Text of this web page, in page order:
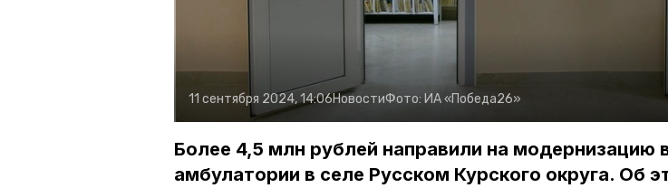
11 сентября 2024, 14:06НовостиФото: ИА «Победа26»
Более 4,5 млн рублей направили на модернизацию
амбулатории в селе Русском Курского округа. Об